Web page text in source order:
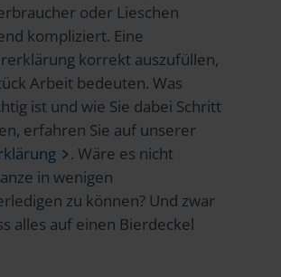
oder Lieschen
kompliziert. Eine
korrekt auszufüllen,
Arbeit bedeuten. Was
ist und wie Sie dabei Schritt
erfahren Sie auf unserer
. Wäre es nicht
in wenigen
zu können? Und zwar
alles auf einen Bierdeckel